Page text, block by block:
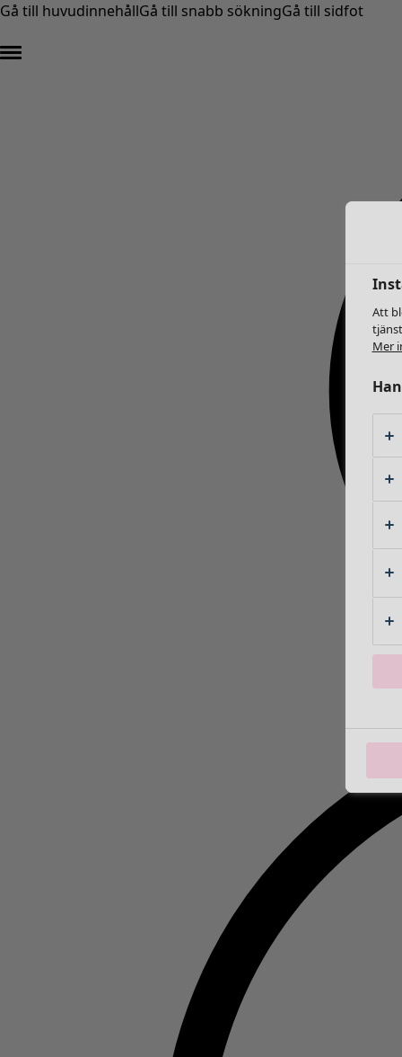
Gå till huvudinnehållGå till snabb sökningGå till sidfot
Att
Mer